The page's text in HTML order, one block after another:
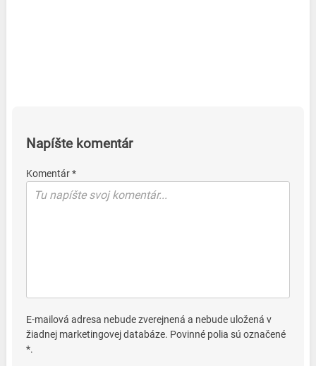
Napíšte komentár
Komentár *
E-mailová adresa nebude zverejnená a nebude uložená v
žiadnej marketingovej databáze. Povinné polia sú označené
*.